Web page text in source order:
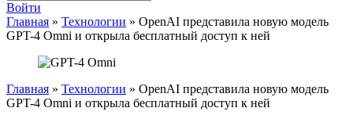
Войти
Главная » Технологии » OpenAI представила новую модель
GPT-4 Omni и открыла бесплатный доступ к ней
Главная » Технологии » OpenAI представила новую модель
GPT-4 Omni и открыла бесплатный доступ к ней